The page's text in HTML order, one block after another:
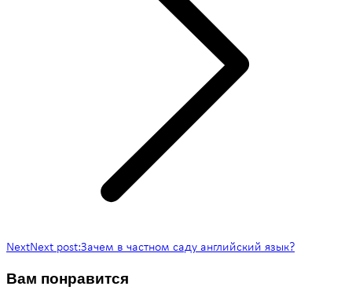
NextNext post:Зачем в частном саду английский язык?
Вам понравится